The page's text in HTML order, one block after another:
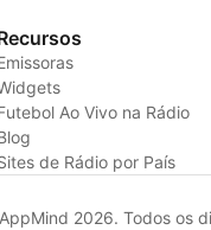
Ao Vivo na Rádio
de Rádio por País
2026. Todos os